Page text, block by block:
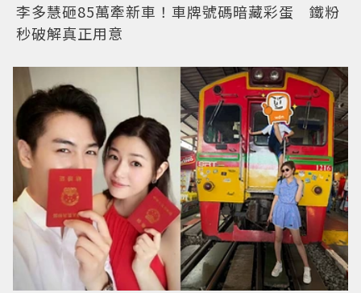
李多慧砸85萬牽新車！車牌號碼暗藏彩蛋 鐵粉
秒破解真正用意